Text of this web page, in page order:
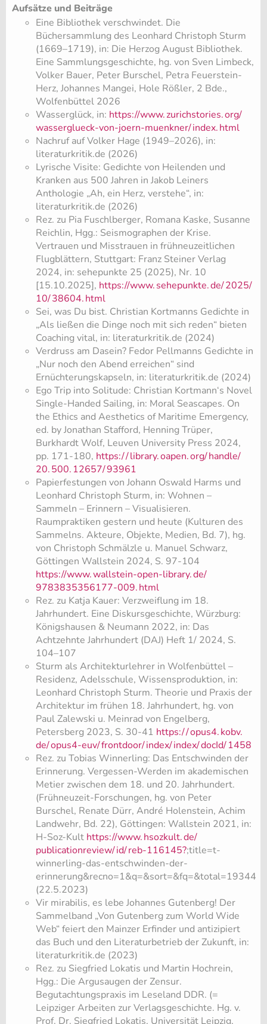
Aufsätze und Beiträge
Eine Bibliothek verschwindet. Die
Büchersammlung des Leonhard Christoph Sturm
(1669–1719), in: Die Herzog August Bibliothek.
Eine Sammlungsgeschichte, hg. von Sven Limbeck,
Volker Bauer, Peter Burschel, Petra Feuerstein-
Herz, Johannes Mangei, Hole Rößler, 2 Bde.,
Wolfenbüttel 2026
Wasserglück, in: https://www.zurichstories.org/
wasserglueck-von-joern-muenkner/index.html
Nachruf auf Volker Hage (1949–2026), in:
literaturkritik.de (2026)
Lyrische Visite: Gedichte von Heilenden und
Kranken aus 500 Jahren in Jakob Leiners
Anthologie „Ah, ein Herz, verstehe“, in:
literaturkritik.de (2026)
Rez. zu Pia Fuschlberger, Romana Kaske, Susanne
Reichlin, Hgg.: Seismographen der Krise.
Vertrauen und Misstrauen in frühneuzeitlichen
Flugblättern, Stuttgart: Franz Steiner Verlag
2024, in: sehepunkte 25 (2025), Nr. 10
[15.10.2025], https://www.sehepunkte.de/2025/
10/38604.html
Sei, was Du bist. Christian Kortmanns Gedichte in
„Als ließen die Dinge noch mit sich reden“ bieten
Coaching vital, in: literaturkritik.de (2024)
Verdruss am Dasein? Fedor Pellmanns Gedichte in
„Nur noch den Abend erreichen“ sind
Ernüchterungskapseln, in: literaturkritik.de (2024)
Ego Trip into Solitude: Christian Kortmann‘s Novel
Single-Handed Sailing, in: Moral Seascapes. On
the Ethics and Aesthetics of Maritime Emergency,
ed. by Jonathan Stafford, Henning Trüper,
Burkhardt Wolf, Leuven University Press 2024,
pp. 171-180, https://library.oapen.org/handle/
20.500. 12657/93961
Papierfestungen von Johann Oswald Harms und
Leonhard Christoph Sturm, in: Wohnen –
Sammeln – Erinnern – Visualisieren.
Raumpraktiken gestern und heute (Kulturen des
Sammelns. Akteure, Objekte, Medien, Bd. 7), hg.
von Christoph Schmälzle u. Manuel Schwarz,
Göttingen Wallstein 2024, S. 97-104
https://www.wallstein-open-library.de/
9783835356177-009.html
Rez. zu Katja Kauer: Verzweiflung im 18.
Jahrhundert. Eine Diskursgeschichte, Würzburg:
Königshausen & Neumann 2022, in: Das
Achtzehnte Jahrhundert (DAJ) Heft 1/ 2024, S.
104–107
Sturm als Architekturlehrer in Wolfenbüttel –
Residenz, Adelsschule, Wissensproduktion, in:
Leonhard Christoph Sturm. Theorie und Praxis der
Architektur im frühen 18. Jahrhundert, hg. von
Paul Zalewski u. Meinrad von Engelberg,
Petersberg 2023, S. 30-41 https://opus4.kobv.
de/opus4-euv/frontdoor/index/index/docId/1458
Rez. zu Tobias Winnerling: Das Entschwinden der
Erinnerung. Vergessen-Werden im akademischen
Metier zwischen dem 18. und 20. Jahrhundert.
(Frühneuzeit-Forschungen, hg. von Peter
Burschel, Renate Dürr, André Holenstein, Achim
Landwehr, Bd. 22), Göttingen: Wallstein 2021, in:
H-Soz-Kult https://www.hsozkult.de/
publicationreview/id/reb-116145?;title=t-
winnerling-das-entschwinden-der-
erinnerung&recno=1&q=&sort=&fq=&total=19344
(22.5.2023)
Vir mirabilis, es lebe Johannes Gutenberg! Der
Sammelband „Von Gutenberg zum World Wide
Web“ feiert den Mainzer Erfinder und antizipiert
das Buch und den Literaturbetrieb der Zukunft, in:
literaturkritik.de (2023)
Rez. zu Siegfried Lokatis und Martin Hochrein,
Hgg.: Die Argusaugen der Zensur.
Begutachtungspraxis im Leseland DDR. (=
Leipziger Arbeiten zur Verlagsgeschichte. Hg. v.
Prof. Dr. Siegfried Lokatis, Universität Leipzig,